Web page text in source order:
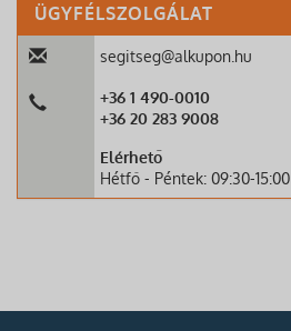
ÜGYFÉLSZOLGÁLAT
segitseg@alkupon.hu
+36 1 490-0010
+36 20 283 9008
Elérhető
Hétfő - Péntek: 09:30-15:00